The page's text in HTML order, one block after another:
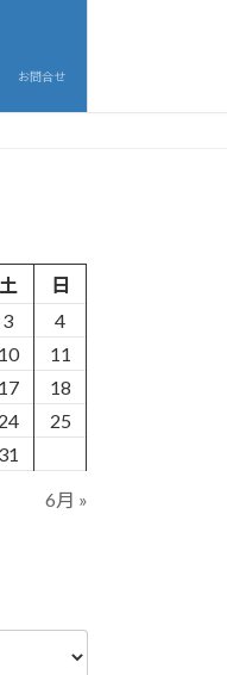
お問合せ
土
日
3
4
10
11
17
18
24
25
31
6月 »